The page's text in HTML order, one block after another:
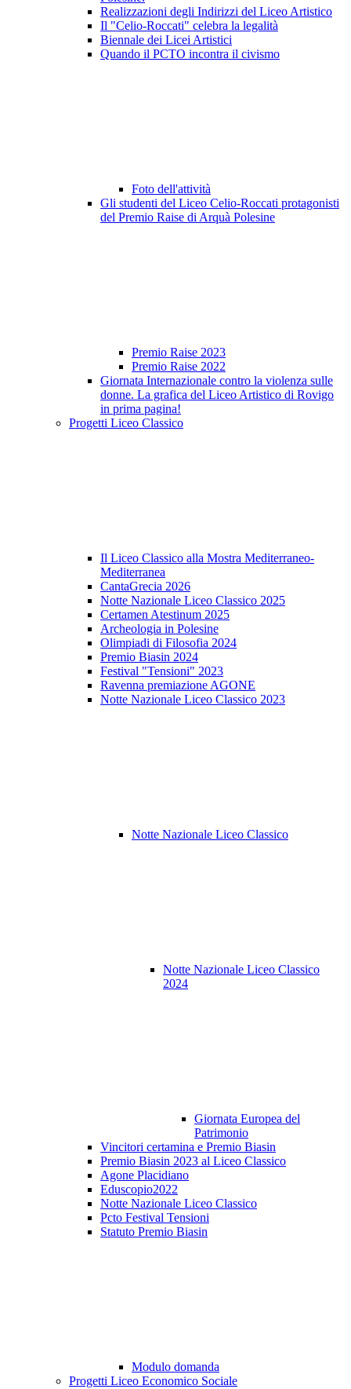
Realizzazioni degli Indirizzi del Liceo Artistico
Il "Celio-Roccati" celebra la legalità
Biennale dei Licei Artistici
Quando il PCTO incontra il civismo
Foto dell'attività
Gli studenti del Liceo Celio-Roccati protagonisti
del Premio Raise di Arquà Polesine
Premio Raise 2023
Premio Raise 2022
Giornata Internazionale contro la violenza sulle
donne. La grafica del Liceo Artistico di Rovigo
in prima pagina!
Progetti Liceo Classico
Il Liceo Classico alla Mostra Mediterraneo-
Mediterranea
CantaGrecia 2026
Notte Nazionale Liceo Classico 2025
Certamen Atestinum 2025
Archeologia in Polesine
Olimpiadi di Filosofia 2024
Premio Biasin 2024
Festival "Tensioni" 2023
Ravenna premiazione AGONE
Notte Nazionale Liceo Classico 2023
Notte Nazionale Liceo Classico
Notte Nazionale Liceo Classico
2024
Giornata Europea del
Patrimonio
Vincitori certamina e Premio Biasin
Premio Biasin 2023 al Liceo Classico
Agone Placidiano
Eduscopio2022
Notte Nazionale Liceo Classico
Pcto Festival Tensioni
Statuto Premio Biasin
Modulo domanda
Progetti Liceo Economico Sociale